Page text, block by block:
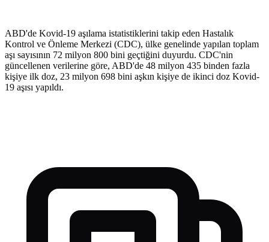
ABD'de Kovid-19 aşılama istatistiklerini takip eden Hastalık
Kontrol ve Önleme Merkezi (CDC), ülke genelinde yapılan toplam
aşı sayısının 72 milyon 800 bini geçtiğini duyurdu. CDC'nin
güncellenen verilerine göre, ABD'de 48 milyon 435 binden fazla
kişiye ilk doz, 23 milyon 698 bini aşkın kişiye de ikinci doz Kovid-
19 aşısı yapıldı.